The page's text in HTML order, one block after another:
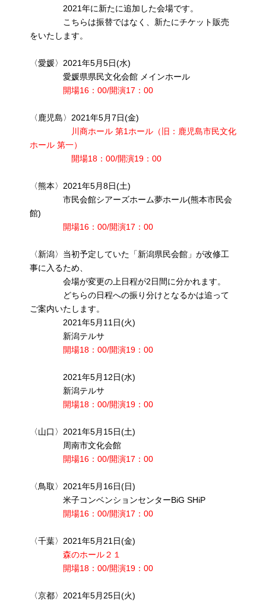
2021年に新たに追加した会場です。
こちらは振替ではなく、新たにチケット販売
をいたします。
〈愛媛〉2021年5月5日(水)
愛媛県県民文化会館 メインホール
開場16：00/開演17：00
〈鹿児島〉2021年5月7日(金)
川商ホール 第1ホール（旧：鹿児島市民文化
ホール 第一）
開場18：00/開演19：00
〈熊本〉2021年5月8日(土)
市民会館シアーズホーム夢ホール(熊本市民会
館)
開場16：00/開演17：00
〈新潟〉当初予定していた「新潟県民会館」が改修工
事に入るため、
会場が変更の上日程が2日間に分かれます。
どちらの日程への振り分けとなるかは追って
ご案内いたします。
2021年5月11日(火)
新潟テルサ
開場18：00/開演19：00
2021年5月12日(水)
新潟テルサ
開場18：00/開演19：00
〈山口〉2021年5月15日(土)
周南市文化会館
開場16：00/開演17：00
〈鳥取〉2021年5月16日(日)
米子コンベンションセンターBiG SHiP
開場16：00/開演17：00
〈千葉〉2021年5月21日(金)
森のホール２１
開場18：00/開演19：00
〈京都〉2021年5月25日(火)